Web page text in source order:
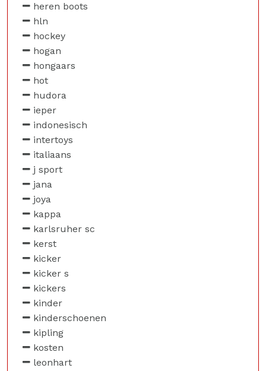
heren boots
hln
hockey
hogan
hongaars
hot
hudora
ieper
indonesisch
intertoys
italiaans
j sport
jana
joya
kappa
karlsruher sc
kerst
kicker
kicker s
kickers
kinder
kinderschoenen
kipling
kosten
leonhart